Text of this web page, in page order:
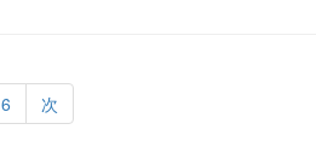
6 次